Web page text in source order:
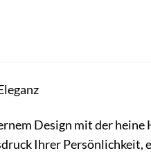
Design mit der
Ihrer